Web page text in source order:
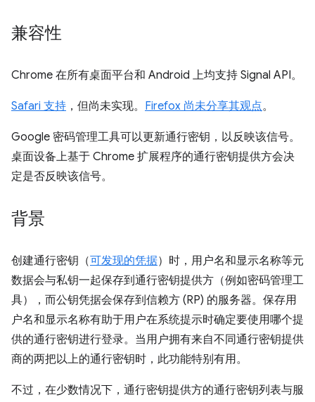
兼容性
Chrome 在所有桌面平台和 Android 上均支持 Signal API。
Safari 支持 ，但尚未实现。 Firefox 尚未分享其观点。
Google 密码管理工具可以更新通行密钥，以反映该信号。
桌面设备上基于 Chrome 扩展程序的通行密钥提供方会决
定是否反映该信号。
背景
创建通行密钥（可发现的凭据）时，用户名和显示名称等元
数据会与私钥一起保存到通行密钥提供方（例如密码管理工
具），而公钥凭据会保存到信赖方 (RP) 的服务器。保存用
户名和显示名称有助于用户在系统提示时确定要使用哪个提
供的通行密钥进行登录。当用户拥有来自不同通行密钥提供
商的两把以上的通行密钥时，此功能特别有用。
不过，在少数情况下，通行密钥提供方的通行密钥列表与服